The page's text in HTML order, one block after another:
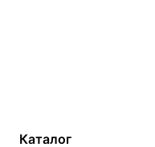
Каталог